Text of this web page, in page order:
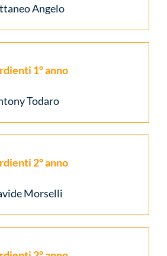
Angelo
1° anno
Todaro
2° anno
Morselli